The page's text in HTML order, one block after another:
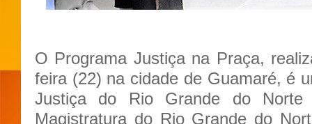
O Programa Justiça na Praça,
feira (22) na cidade de Guamaré, é
Justiça do Rio Grande do
Magistratura do Rio Grande do